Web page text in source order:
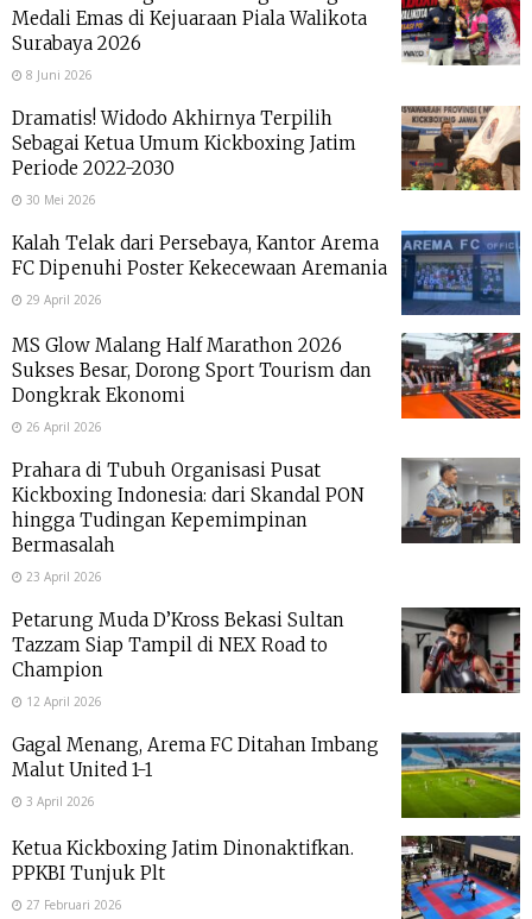
Medali Emas di Kejuaraan Piala Walikota
Surabaya 2026
8 Juni 2026
Dramatis! Widodo Akhirnya Terpilih
Sebagai Ketua Umum Kickboxing Jatim
Periode 2022-2030
30 Mei 2026
Kalah Telak dari Persebaya, Kantor Arema
FC Dipenuhi Poster Kekecewaan Aremania
29 April 2026
MS Glow Malang Half Marathon 2026
Sukses Besar, Dorong Sport Tourism dan
Dongkrak Ekonomi
26 April 2026
Prahara di Tubuh Organisasi Pusat
Kickboxing Indonesia: dari Skandal PON
hingga Tudingan Kepemimpinan
Bermasalah
23 April 2026
Petarung Muda D’Kross Bekasi Sultan
Tazzam Siap Tampil di NEX Road to
Champion
12 April 2026
Gagal Menang, Arema FC Ditahan Imbang
Malut United 1-1
3 April 2026
Ketua Kickboxing Jatim Dinonaktifkan.
PPKBI Tunjuk Plt
27 Februari 2026